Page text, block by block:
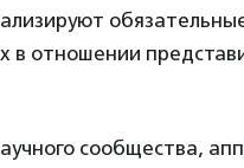
в отношении
сообщества,